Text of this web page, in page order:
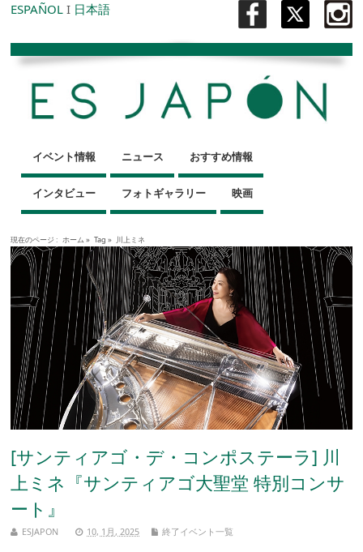
ESPAÑOL I 日本語
イベント情報 ニュース おすすめ情報
インタビュー フォトギャラリー 映画
現在のページ : ホーム » Tag » 川上ミネ
[サンティアゴ・デ・コンポステーラ] 川
上ミネ『サンティアゴ大聖堂 特別コンサ
ート』
ESJAPON 10, 1月, 2025 終了イベント一覧